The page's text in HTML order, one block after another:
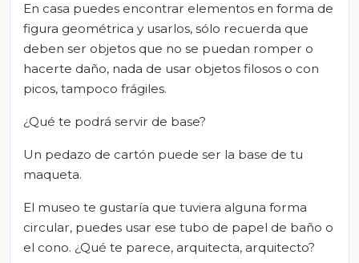
En casa puedes encontrar elementos en forma de
figura geométrica y usarlos, sólo recuerda que
deben ser objetos que no se puedan romper o
hacerte daño, nada de usar objetos filosos o con
picos, tampoco frágiles.
¿Qué te podrá servir de base?
Un pedazo de cartón puede ser la base de tu
maqueta.
El museo te gustaría que tuviera alguna forma
circular, puedes usar ese tubo de papel de baño o
el cono. ¿Qué te parece, arquitecta, arquitecto?